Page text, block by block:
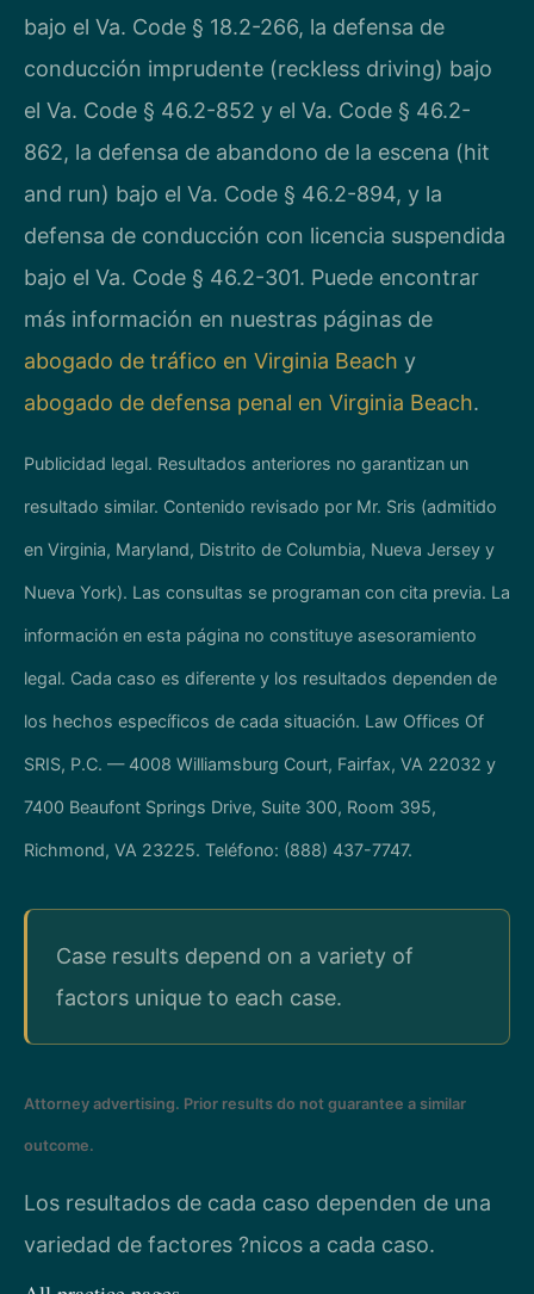
bajo el Va. Code § 18.2-266, la defensa de
conducción imprudente (reckless driving) bajo
el Va. Code § 46.2-852 y el Va. Code § 46.2-
862, la defensa de abandono de la escena (hit
and run) bajo el Va. Code § 46.2-894, y la
defensa de conducción con licencia suspendida
bajo el Va. Code § 46.2-301. Puede encontrar
más información en nuestras páginas de
abogado de tráfico en Virginia Beach y
abogado de defensa penal en Virginia Beach.
Publicidad legal. Resultados anteriores no garantizan un
resultado similar. Contenido revisado por Mr. Sris (admitido
en Virginia, Maryland, Distrito de Columbia, Nueva Jersey y
Nueva York). Las consultas se programan con cita previa. La
información en esta página no constituye asesoramiento
legal. Cada caso es diferente y los resultados dependen de
los hechos específicos de cada situación. Law Offices Of
SRIS, P.C. — 4008 Williamsburg Court, Fairfax, VA 22032 y
7400 Beaufont Springs Drive, Suite 300, Room 395,
Richmond, VA 23225. Teléfono: (888) 437-7747.
Case results depend on a variety of
factors unique to each case.
Attorney advertising. Prior results do not guarantee a similar
outcome.
Los resultados de cada caso dependen de una
variedad de factores ?nicos a cada caso.